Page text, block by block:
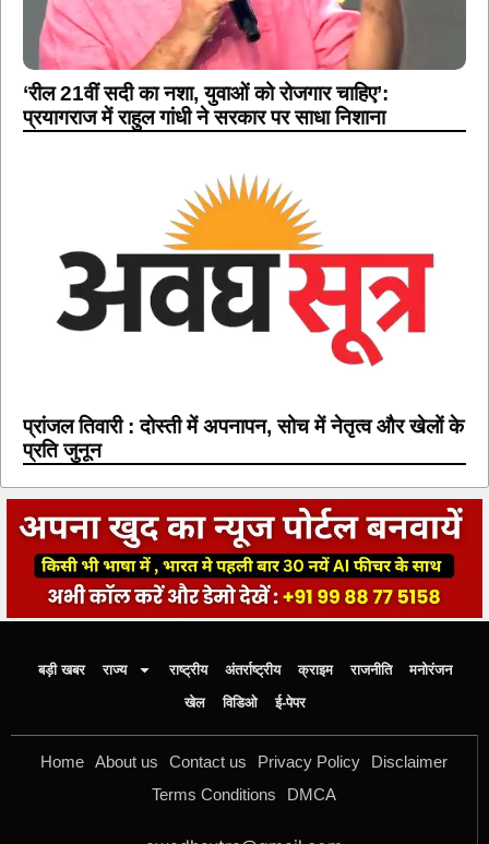
‘रील 21वीं सदी का नशा, युवाओं को रोजगार चाहिए’:
प्रयागराज में राहुल गांधी ने सरकार पर साधा निशाना
प्रांजल तिवारी : दोस्ती में अपनापन, सोच में नेतृत्व और खेलों के
प्रति जुनून
बड़ी खबर राज्य राष्ट्रीय अंतर्राष्ट्रीय क्राइम राजनीति
मनोरंजन
खेल
विडिओ ई-पेपर
Home About us Contact us Privacy Policy
Disclaimer
Terms Conditions
DMCA